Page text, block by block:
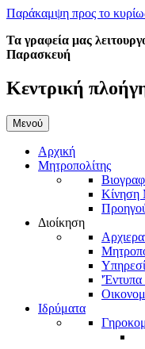
Παράκαμψη προς το
Τα γραφεία μας
Παρασκευή
Κεντρική
Μενού
Αρχική
Μητροπολίτης
Κίνηση
Διοίκηση
'Έντυπα
Ιδρύματα